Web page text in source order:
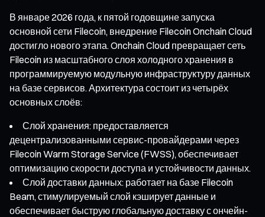
В январе 2026 года, к пятой годовщине запуска
основной сети Filecoin, внедрение Filecoin Onchain Cloud
достигло нового этапа. Onchain Cloud превращает сеть
Filecoin из масштабного слоя холодного хранения в
программируемую модульную инфраструктуру данных
на базе сервисов. Архитектура состоит из четырёх
основных слоёв:
Слой хранения: предоставляется
децентрализованными сервис-провайдерами через
Filecoin Warm Storage Service (FWSS), обеспечивает
оптимизацию скорости доступа и устойчивости данных.
Слой доставки данных: работает на базе Filecoin
Beam, стимулируемый слой кэширует данные и
обеспечивает быструю глобальную доставку с ончейн-